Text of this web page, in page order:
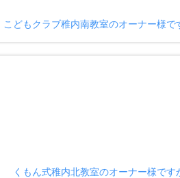
こどもクラブ稚内南教室のオーナー様で
くもん式稚内北教室のオーナー様です